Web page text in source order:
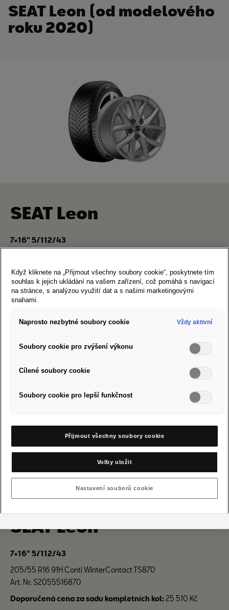
SEAT Leon (od modelového
roku 2020)
SEAT Leon
7×16" 5/112/43
Art. Nr. S2055516SG5
Doporučená cena za sadu kompletních kol:22 978 Kč
Štítek EU pro značení pneumatik
Partneři SEAT ve vašem okolí
SEAT Leon
7×16" 5/112/43
205/55 R16 91H Conti WinterContact TS870
Art. Nr. S2055516870
Doporučená cena za sadu kompletních kol:25 510 Kč
Když kliknete na „Přijmout všechny soubory cookie“, poskytnete tím
souhlas k jejich ukládání na vašem zařízení, což pomáhá s navigací
na stránce, s analýzou využití dat a s našimi marketingovými
snahami.
Naprosto nezbytné soubory cookie Vždy aktivní
Soubory cookie pro zvýšení výkonu
Cílené soubory cookie
Soubory cookie pro lepší funkčnost
Přijmout všechny soubory cookie
Volby uložit
Nastavení souborů cookie